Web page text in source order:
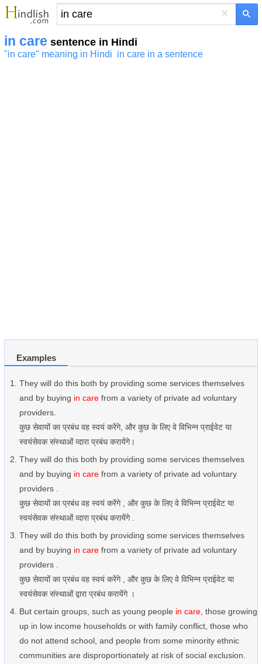
×
in care sentence in Hindi
"in care" meaning in Hindi in care in a sentence
Examples
They will do this both by providing some services themselves
and by buying in care from a variety of private ad voluntary
providers.
कुछ सेवायों का प्रबंध वह स्वयं करेंगे, और कुछ के लिए वे विभिन्न प्राईवेट या
स्वयंसेवक संस्थाओं व्दारा प्रबंध करायेंगे।
They will do this both by providing some services themselves
and by buying in care from a variety of private ad voluntary
providers .
कुछ सेवायों का प्रबंध वह स्वयं करेंगे , और कुछ के लिए वे विभिन्न प्राईवेट या
स्वयंसेवक संस्थाओं व्दारा प्रबंध करायेंगे .
They will do this both by providing some services themselves
and by buying in care from a variety of private ad voluntary
providers .
कुछ सेवायों का प्रबंध वह स्वयं करेंगे , और कुछ के लिए वे विभिन्न प्राईवेट या
स्वयंसेवक संस्थाओं द्वारा प्रबंध करायेंगे ।
But certain groups, such as young people in care, those growing
up in low income households or with family conflict, those who
do not attend school, and people from some minority ethnic
communities are disproportionately at risk of social exclusion.